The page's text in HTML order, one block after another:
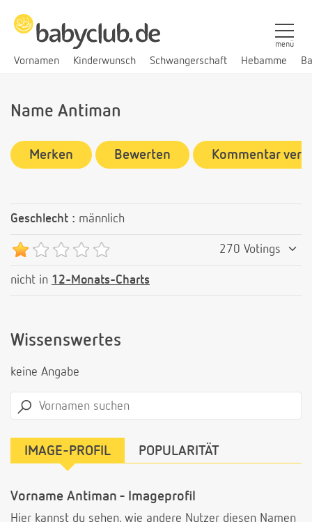
Vornamen Kinderwunsch Schwangerschaft Hebamme
menü
Name Antiman
Merken Bewerten Kommentar
Geschlecht : männlich
270 Votings
nicht in 12-Monats-Charts
Wissenswertes
keine Angabe
IMAGE-PROFIL POPULARITÄT
Vorname Antiman - Imageprofil
Hier kannst du sehen, wie andere Nutzer diesen Namen